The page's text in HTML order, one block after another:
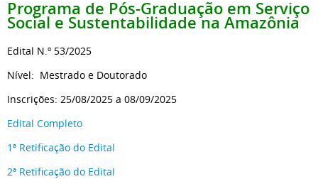
Programa de Pós-Graduação em Serviço
Social e Sustentabilidade na Amazônia
Edital N.º 53/2025
Nível: Mestrado e Doutorado
Inscrições: 25/08/2025 a 08/09/2025
Edital Completo
1ª Retificação do Edital
2ª Retificação do Edital